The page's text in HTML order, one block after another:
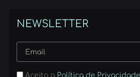
NEWSLETTER